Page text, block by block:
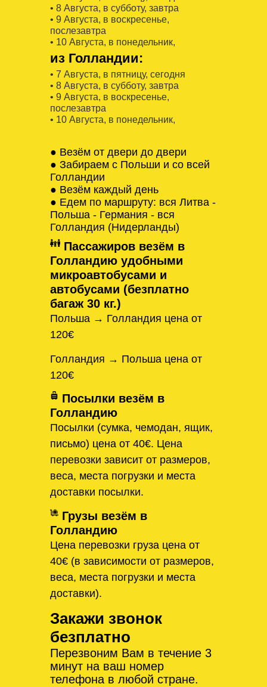
• 8 Августa, в субботу, завтра
• 9 Августa, в воскресенье,
послезавтра
• 10 Августa, в понедельник,
из Голландии:
• 7 Августa, в пятницу, сегодня
• 8 Августa, в субботу, завтра
• 9 Августa, в воскресенье,
послезавтра
• 10 Августa, в понедельник,
● Везём от двери до двери
● Забираем с Польши и со всей
Голландии
● Везём каждый день
● Едем по маршруту: вся Литва -
Польша - Германия - вся
Голландия (Нидерланды)
Пассажиров везём в
Голландию удобными
микроавтобусами и
автобусами (безплатно
багаж 30 кг.)
Польша → Голландия цена от
120€
Голландия → Польша цена от
120€
Посылки везём в
Голландию
Посылки (сумка, чемодан, ящик,
письмо) цена от 40€. Цена
перевозки зависит от размеров,
веса, места погрузки и места
доставки посылки.
Грузы везём в
Голландию
Цена перевозки груза цена от
40€ (в зависимости от размеров,
веса, места погрузки и места
доставки).
Закажи звонок
безплатно
Перезвоним Вам в течение 3
минут на ваш номер
телефона в любой стране.